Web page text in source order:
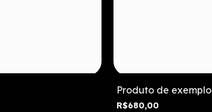
Produto de exemplo
R$680,00